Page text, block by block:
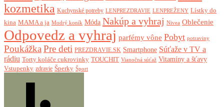
kozmetika Kuchynské potreby LENPREZDRAVIE LENPREŽENY Lístky do
kina MAMA a ja Modrý koník Móda Nakúp a vyhraj Nivea Oblečenie
Odpovedz a vyhraj parfémy vône Pobyt potraviny
Poukážka Pre deti PREZDRAVIE.SK Smartphone Súťaže v TV a
rádiu Torty koláče cukrovinky TOUCHIT Vianočná súťaž Vitamíny a šťavy
Vstupenky zdravie Šperky Šport